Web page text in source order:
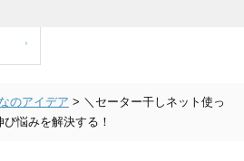
のアイデア > ＼セーター干しネット使っ
悩みを解決する！